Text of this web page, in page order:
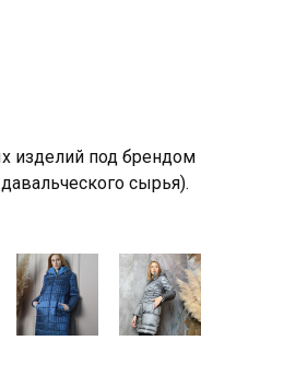
изделий под брендом
сырья).